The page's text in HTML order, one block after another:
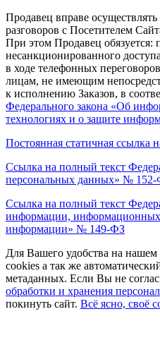
Продавец вправе
разговоров с Посетителем
При этом Продавец обязуется:
несанкционированного
в ходе телефонных
лицам, не имеющим
к исполнению Заказов, в
Федерального закона «Об
технологиях и о защите
Постоянная статичная ссылка
Ссылка на полный текст
персональных данных» №
Ссылка на полный текст
информации, информационных
информации» № 149-ФЗ
Для Вашего удобства на нашем
cookies а так же
метаданных. Если Вы не
обработки и хранения
покинуть сайт. Всё ясно, своё